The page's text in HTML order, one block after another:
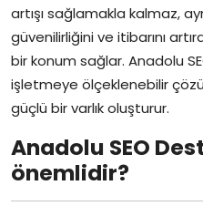
artışı sağlamakla kalmaz,
güvenilirliğini ve itibarını
bir konum sağlar. Anadolu
işletmeye ölçeklenebilir
güçlü bir varlık oluşturur.
Anadolu SEO
önemlidir?